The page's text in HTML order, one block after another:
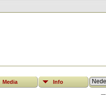
Media Info